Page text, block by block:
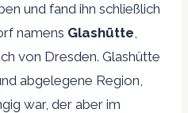
und fand ihn schließlich
namens Glashütte,
von Dresden. Glashütte
abgelegene Region,
war, der aber im